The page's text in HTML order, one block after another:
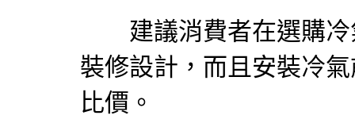
建議消費者在選購
裝修設計，而且安裝冷氣
比價。